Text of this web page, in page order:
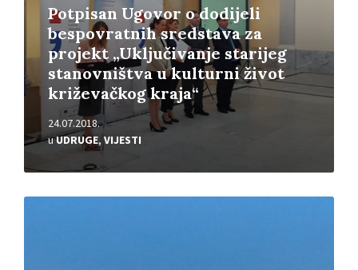
Potpisan Ugovor o dodijeli
bespovratnih sredstava za
projekt „Uključivanje starijeg
stanovništva u kulturni život
križevačkog kraja“
24.07.2018.
uUDRUGE, VIJESTI
Pročitajte